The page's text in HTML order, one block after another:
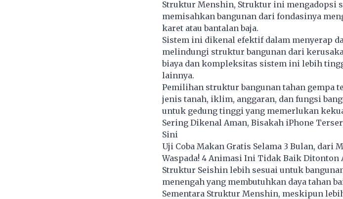
Struktur Menshin, Struktur ini mengadopsi
memisahkan bangunan dari fondasinya
karet atau bantalan baja.
Sistem ini dikenal efektif dalam menyerap
melindungi struktur bangunan dari
biaya dan kompleksitas sistem ini lebih
lainnya.
Pemilihan struktur bangunan tahan gempa
jenis tanah, iklim, anggaran, dan fungsi
untuk gedung tinggi yang memerlukan
Sering Dikenal Aman, Bisakah iPhone
Sini
Uji Coba Makan Gratis Selama 3 Bulan, dari
Waspada! 4 Animasi Ini Tidak Baik Ditonton
Struktur Seishin lebih sesuai untuk
menengah yang membutuhkan daya tahan
Sementara Struktur Menshin, meskipun